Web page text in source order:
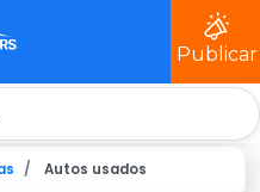
Publicar
Autos usados